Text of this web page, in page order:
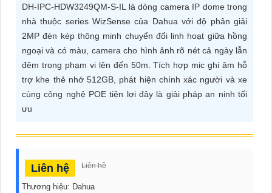
KIỆN
CAMERA
TƯ
VẤN
DỊCH
DH-IPC-HDW3249QM-S-IL là dòng camera IP dome trong
nhà thuộc series WizSense của Dahua với độ phân giải
2MP đèn kép thông minh chuyển đổi linh hoạt giữa hồng
ngoại và có màu, camera cho hình ảnh rõ nét cả ngày lẫn
đêm trong phạm vi lên đến 50m. Tích hợp mic ghi âm hỗ
trợ khe thẻ nhớ 512GB, phát hiện chính xác người và xe
cùng công nghệ POE tiện lợi đây là giải pháp an ninh tối
ưu
Liên hệ Liên hệ
Thương hiệu: Dahua